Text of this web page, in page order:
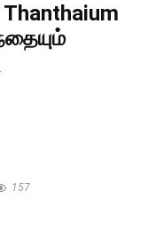
157